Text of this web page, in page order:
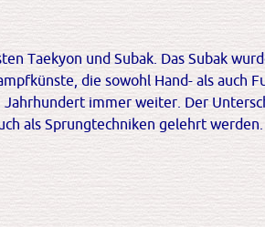
Taekyon und Subak. Das Subak
die sowohl Hand- als auch
immer weiter. Der
als Sprungtechniken gelehrt werden.